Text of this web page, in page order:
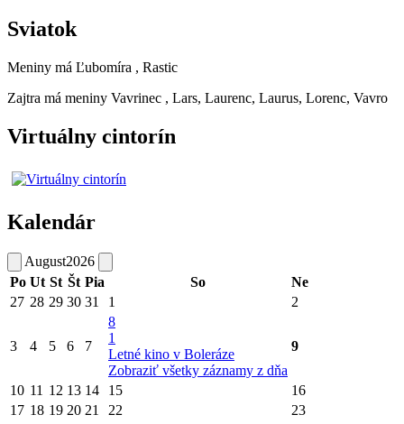
Sviatok
Meniny má Ľubomíra , Rastic
Zajtra má meniny Vavrinec , Lars, Laurenc, Laurus, Lorenc, Vavro
Virtuálny cintorín
Kalendár
August2026
Po Ut St Št Pia So
Ne
27 28 29 30 31 1 2
3 4 5 6 7
8
1
Letné kino v Boleráze
Zobraziť všetky záznamy z dňa
9
10 11 12 13 14 15
16
17 18 19 20 21 22
23